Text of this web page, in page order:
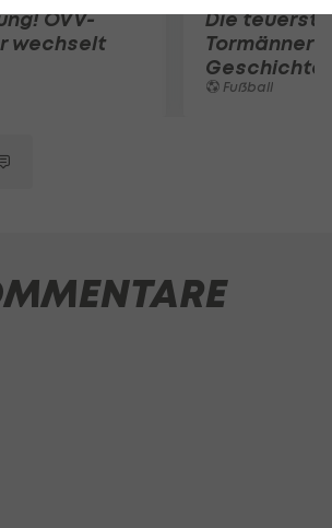
ÖVV-
wechselt
Die
Tormänner
Geschichte
Fußball